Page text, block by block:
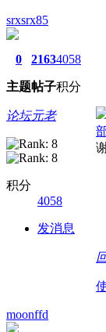
srxsrx85
0
主题
2163
帖子
4058
积分
论坛元老
积分
4058
发消息
moonffd